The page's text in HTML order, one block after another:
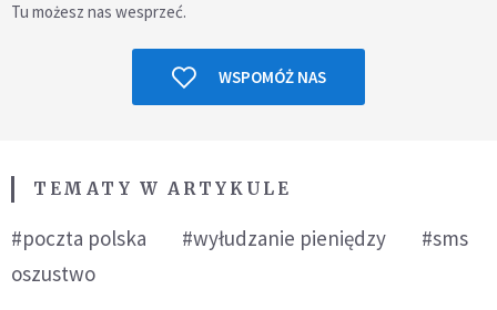
Tu możesz nas wesprzeć.
WSPOMÓŻ NAS
TEMATY W ARTYKULE
#poczta polska #wyłudzanie pieniędzy
#sms
oszustwo